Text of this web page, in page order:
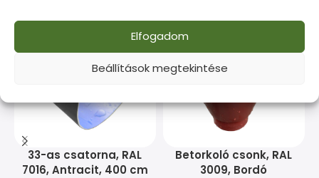
Elfogadom
Beállítások megtekintése
33-as csatorna, RAL
7016, Antracit, 400 cm
Betorkoló csonk, RAL
3009, Bordó